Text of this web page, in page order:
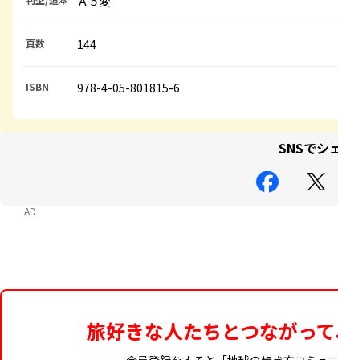
頁数 144
ISBN 978-4-05-801815-6
SNSでシ
AD
旅好きな人たちとつながっ